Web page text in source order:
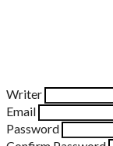
Writer
Email
Password